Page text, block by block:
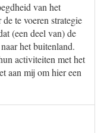
van het
te voeren strategie
(een deel van) de
het buitenland.
activiteiten met het
aan mij om hier een